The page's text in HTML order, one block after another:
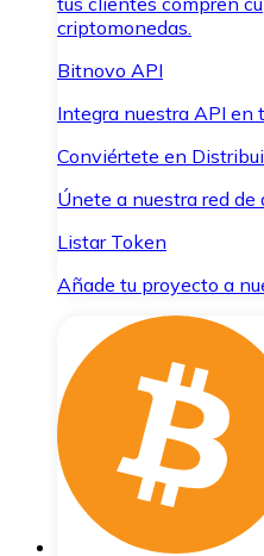
criptomonedas.
Bitnovo API
Integra nuestra API en
Conviértete en
Únete a nuestra red de
Listar Token
Añade tu proyecto a